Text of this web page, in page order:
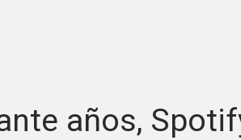
años,